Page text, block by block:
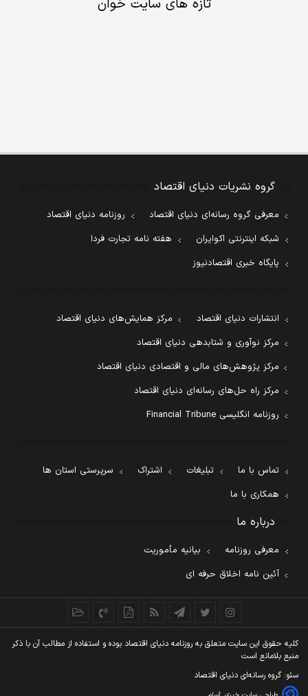
تازه های سایت خوان
گروه نشریات دنیای اقتصاد
معرفی گروه رسانه‌ای دنیای اقتصاد
روزنامه دنیای اقتصاد
شبکه اینترنتی اکوایران
هفته نامه تجارت فردا
پایگاه خبری اقتصادنیوز
انتشارات دنیای اقتصاد
مرکز همایش‌های دنیای اقتصاد
مرکز نوآوری و شتابدهی دنیای اقتصاد
مرکز پژوهش‌های مالی و اقتصادی دنیای اقتصاد
مرکز راه حل‌های رسانه‌ای دنیای اقتصاد
روزنامه انگلیسی Financial Tribune
تماس با ما تبلیغات اشتراک
سرپرستی استان ها
همکاری با ما
درباره ما
معرفی روزنامه
بیانیه مأموریت
آئین نامه اخلاق حرفه ای
کليه حقوق اين سايت متعلق به روزنامه دنيای اقتصاد بوده و استفاده از مطالب آن با ذکر
منبع بلامانع است
سئو: گروه رسانه‌ای دنیای اقتصاد